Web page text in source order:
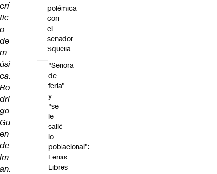
crí
tic
o
de
m
úsi
ca,
Ro
dri
go
Gu
en
de
lm
an.
polémica
con
el
senador
Squella
"Señora
de
feria"
y
"se
le
salió
lo
poblacional":
Ferias
Libres